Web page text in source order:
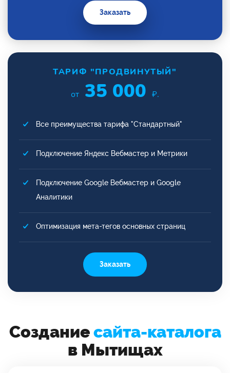
Заказать
ТАРИФ "ПРОДВИНУТЫЙ"
от 35 000 ₽.
Все преимущества тарифа "Стандартный"
Подключение Яндекс Вебмастер и Метрики
Подключение Google Вебмастер и Google
Аналитики
Оптимизация мета-тегов основных страниц
Заказать
Созданиесайта-каталога
в Мытищах